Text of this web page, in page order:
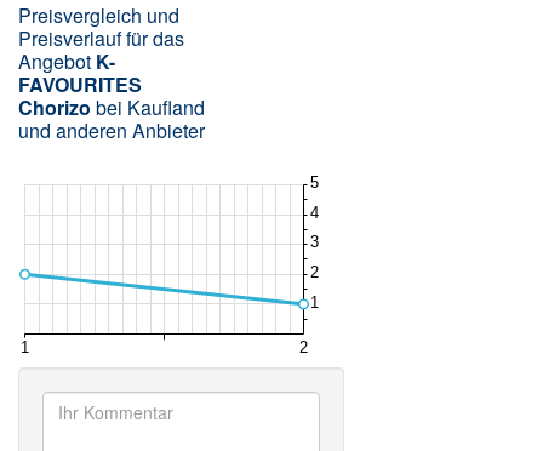
Preisvergleich und
Preisverlauf für das
Angebot K-
FAVOURITES
Chorizo bei Kaufland
und anderen Anbieter